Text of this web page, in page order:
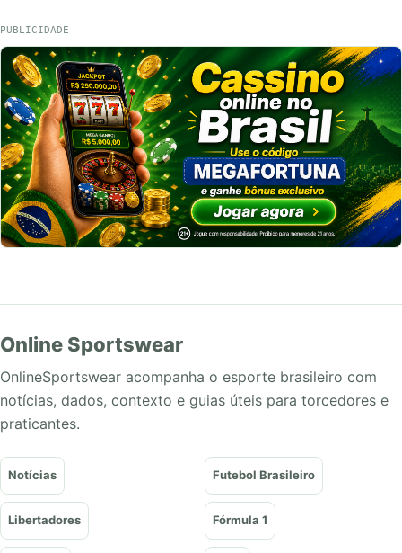
PUBLICIDADE
Online Sportswear
OnlineSportswear acompanha o esporte brasileiro com
notícias, dados, contexto e guias úteis para torcedores e
praticantes.
Notícias Futebol Brasileiro
Libertadores Fórmula 1